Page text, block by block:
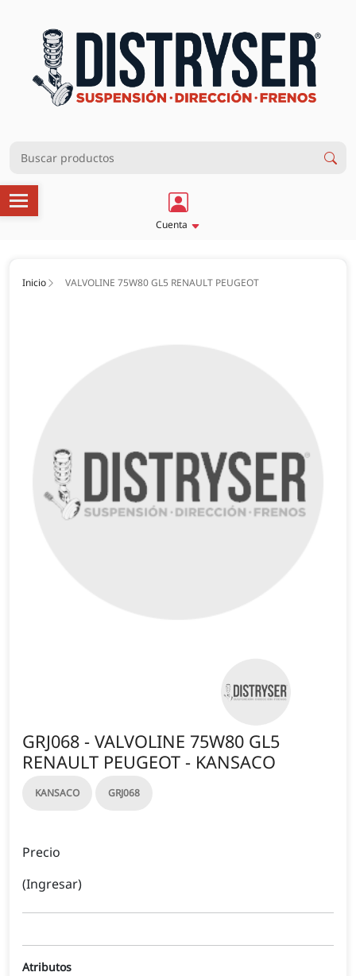
Cuenta
Inicio VALVOLINE 75W80 GL5 RENAULT PEUGEOT
GRJ068 - VALVOLINE 75W80 GL5
RENAULT PEUGEOT - KANSACO
KANSACO GRJ068
Precio
(Ingresar)
Atributos